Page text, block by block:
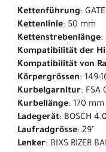
Kettenführung:
Kettenlinie: 50 mm
Kettenstrebenlänge:
Kompatibilität der
Kompatibilität von
Körpergrössen: 149-
Kurbelgarnitur: FSA
Kurbellänge: 170 mm
Ladegerät: BOSCH
Laufradgrösse: 29"
Lenker: BIXS RIZER